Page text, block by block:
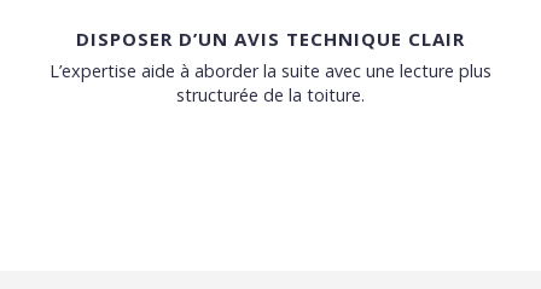
DISPOSER D’UN AVIS TECHNIQUE CLAIR
L’expertise aide à aborder la suite avec une lecture plus
structurée de la toiture.